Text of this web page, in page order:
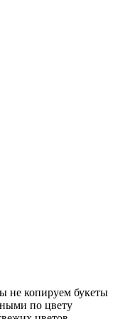
не копируем букеты
по цвету